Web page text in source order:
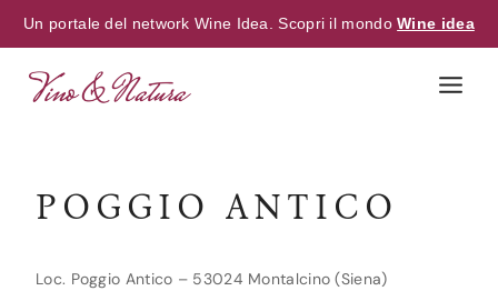
Un portale del network Wine Idea. Scopri il mondoWine idea
POGGIO ANTICO
Loc. Poggio Antico – 53024 Montalcino (Siena)